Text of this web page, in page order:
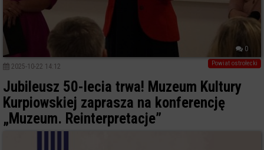
0
Powiat ostrołecki
2025-10-22 14:12
Jubileusz 50-lecia trwa! Muzeum Kultury
Kurpiowskiej zaprasza na konferencję
„Muzeum. Reinterpretacje”